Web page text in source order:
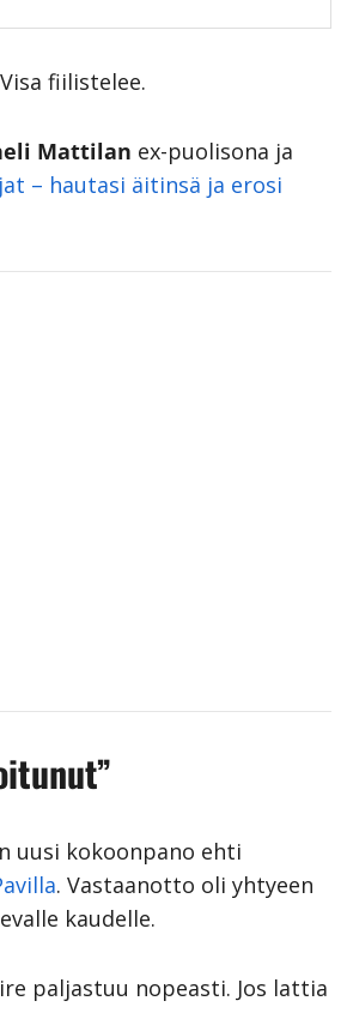
fiilistelee.
Mattilan ex-puolisona ja
– hautasi äitinsä ja erosi
uusi kokoonpano ehti
. Vastaanotto oli yhtyeen
kaudelle.
paljastuu nopeasti. Jos lattia